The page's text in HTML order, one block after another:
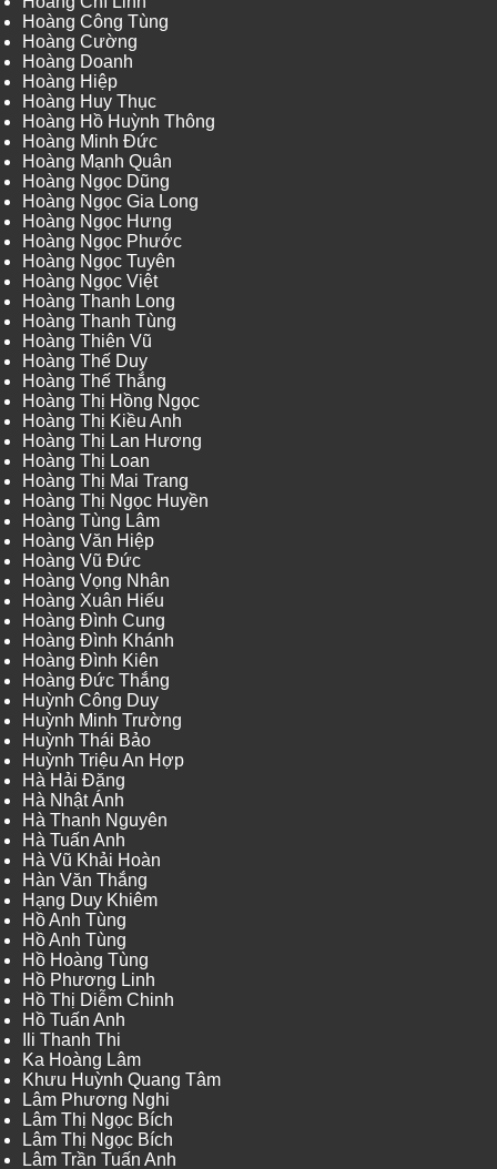
Hoàng Công Tùng
Hoàng Cường
Hoàng Doanh
Hoàng Hiệp
Hoàng Huy Thục
Hoàng Hồ Huỳnh Thông
Hoàng Minh Đức
Hoàng Mạnh Quân
Hoàng Ngọc Dũng
Hoàng Ngọc Gia Long
Hoàng Ngọc Hưng
Hoàng Ngọc Phước
Hoàng Ngọc Tuyên
Hoàng Ngọc Việt
Hoàng Thanh Long
Hoàng Thanh Tùng
Hoàng Thiên Vũ
Hoàng Thế Duy
Hoàng Thế Thắng
Hoàng Thị Hồng Ngọc
Hoàng Thị Kiều Anh
Hoàng Thị Lan Hương
Hoàng Thị Loan
Hoàng Thị Mai Trang
Hoàng Thị Ngọc Huyền
Hoàng Tùng Lâm
Hoàng Văn Hiệp
Hoàng Vũ Đức
Hoàng Vọng Nhân
Hoàng Xuân Hiếu
Hoàng Đình Cung
Hoàng Đình Khánh
Hoàng Đình Kiên
Hoàng Đức Thắng
Huỳnh Công Duy
Huỳnh Minh Trường
Huỳnh Thái Bảo
Huỳnh Triệu An Hợp
Hà Hải Đăng
Hà Nhật Ánh
Hà Thanh Nguyên
Hà Tuấn Anh
Hà Vũ Khải Hoàn
Hàn Văn Thắng
Hạng Duy Khiêm
Hồ Anh Tùng
Hồ Anh Tùng
Hồ Hoàng Tùng
Hồ Phương Linh
Hồ Thị Diễm Chinh
Hồ Tuấn Anh
Ili Thanh Thi
Ka Hoàng Lâm
Khưu Huỳnh Quang Tâm
Lâm Phương Nghi
Lâm Thị Ngọc Bích
Lâm Thị Ngọc Bích
Lâm Trần Tuấn Anh